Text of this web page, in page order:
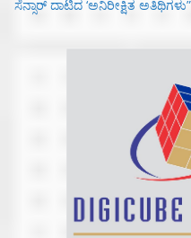
ಸೆನ್ಸಾರ್ ದಾಟಿದ ‘ಅನಿರೀಕ್ಷಿತ